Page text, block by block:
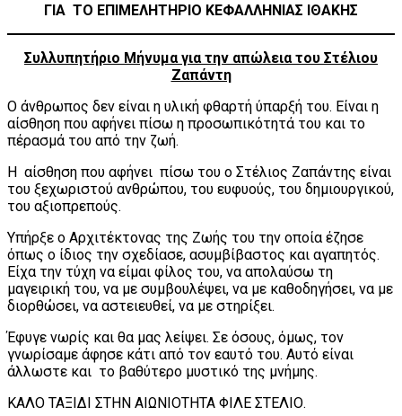
ΓΙΑ ΤΟ ΕΠΙΜΕΛΗΤΗΡΙΟ ΚΕΦΑΛΛΗΝΙΑΣ ΙΘΑΚΗΣ
Συλλυπητήριο Μήνυμα για την απώλεια του Στέλιου
Ζαπάντη
Ο άνθρωπος δεν είναι η υλική φθαρτή ύπαρξή του. Είναι η
αίσθηση που αφήνει πίσω η προσωπικότητά του και το
πέρασμά του από την ζωή.
Η αίσθηση που αφήνει πίσω του ο Στέλιος Ζαπάντης είναι
του ξεχωριστού ανθρώπου, του ευφυούς, του δημιουργικού,
του αξιοπρεπούς.
Υπήρξε ο Αρχιτέκτονας της Ζωής του την οποία έζησε
όπως ο ίδιος την σχεδίασε, ασυμβίβαστος και αγαπητός.
Είχα την τύχη να είμαι φίλος του, να απολαύσω τη
μαγειρική του, να με συμβουλέψει, να με καθοδηγήσει, να με
διορθώσει, να αστειευθεί, να με στηρίξει.
Έφυγε νωρίς και θα μας λείψει. Σε όσους, όμως, τον
γνωρίσαμε άφησε κάτι από τον εαυτό του. Αυτό είναι
άλλωστε και το βαθύτερο μυστικό της μνήμης.
ΚΑΛΟ ΤΑΞΙΔΙ ΣΤΗΝ ΑΙΩΝΙΟΤΗΤΑ ΦΙΛΕ ΣΤΕΛΙΟ.